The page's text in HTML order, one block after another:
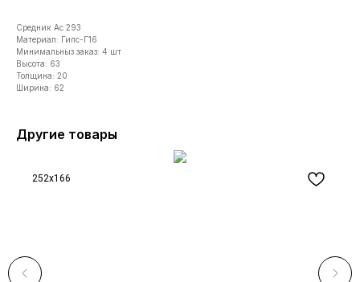
Средник Ас 293
Материал: Гипс-Г16
Минимальныз заказ: 4 шт
Высота: 63
Толщина: 20
Ширина: 62
Другие товары
252x166